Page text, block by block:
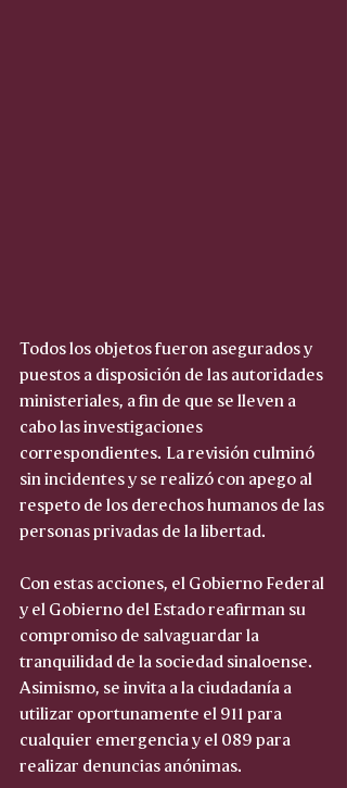
Todos los objetos fueron asegurados y
puestos a disposición de las autoridades
ministeriales, a fin de que se lleven a
cabo las investigaciones
correspondientes. La revisión culminó
sin incidentes y se realizó con apego al
respeto de los derechos humanos de las
personas privadas de la libertad.
Con estas acciones, el Gobierno Federal
y el Gobierno del Estado reafirman su
compromiso de salvaguardar la
tranquilidad de la sociedad sinaloense.
Asimismo, se invita a la ciudadanía a
utilizar oportunamente el 911 para
cualquier emergencia y el 089 para
realizar denuncias anónimas.